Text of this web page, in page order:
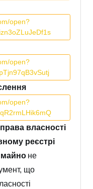
open?
open?
open?
власності
реєстрі
майно не
що